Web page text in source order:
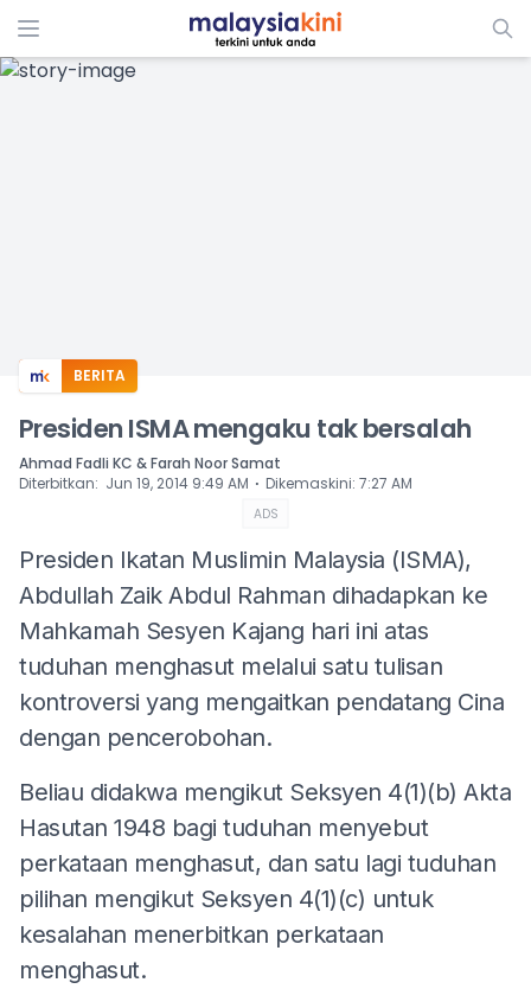
ADS
BERITA
Presiden ISMA mengaku tak bersalah
Ahmad Fadli KC & Farah Noor Samat
Diterbitkan: Jun 19, 2014 9:49 AM ⋅ Dikemaskini: 7:27 AM
ADS
Presiden Ikatan Muslimin Malaysia (ISMA),
Abdullah Zaik Abdul Rahman dihadapkan ke
Mahkamah Sesyen Kajang hari ini atas
tuduhan menghasut melalui satu tulisan
kontroversi yang mengaitkan pendatang Cina
dengan pencerobohan.
Beliau didakwa mengikut Seksyen 4(1)(b) Akta
Hasutan 1948 bagi tuduhan menyebut
perkataan menghasut, dan satu lagi tuduhan
pilihan mengikut Seksyen 4(1)(c) untuk
kesalahan menerbitkan perkataan
menghasut.